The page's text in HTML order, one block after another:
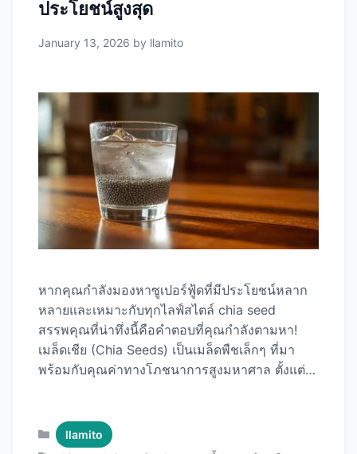
4. พักให้พองตัว 5. คนอีกครั้งก่อนดื่ม เคล็ดลับการ
แช่น้ำ: วิธีที่ 2: ปั่นเป็นสมูทตี้ …
ประโยชน์สูงสุด
January 13, 2026 by llamito
หากคุณกำลังมองหาซูเปอร์ฟู้ดที่มีประโยชน์หลาก
หลายและเหมาะกับทุกไลฟ์สไตล์ chia seed
สรรพคุณที่น่าทึ่งนี้คือคำตอบที่คุณกำลังตามหา!
เมล็ดเชีย (Chia Seeds) เป็นเมล็ดพืชเล็กๆ ที่มา
พร้อมกับคุณค่าทางโภชนาการสูงมหาศาล ตั้งแต่
บทความนี้จะพาคุณไปรู้จักกับสรรพคุณของเมล็ด
เชียทั้ง 15 ประการที่ได้รับการพิสูจน์ทาง
Categories
llamito